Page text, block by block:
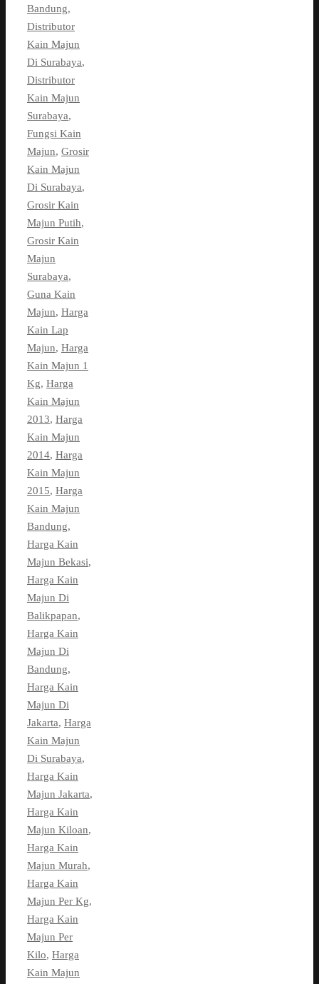
Bandung,
Distributor
Kain Majun
Di Surabaya,
Distributor
Kain Majun
Surabaya,
Fungsi Kain
Majun, Grosir
Kain Majun
Di Surabaya,
Grosir Kain
Majun Putih,
Grosir Kain
Majun
Surabaya,
Guna Kain
Majun, Harga
Kain Lap
Majun, Harga
Kain Majun 1
Kg, Harga
Kain Majun
2013, Harga
Kain Majun
2014, Harga
Kain Majun
2015, Harga
Kain Majun
Bandung,
Harga Kain
Majun Bekasi,
Harga Kain
Majun Di
Balikpapan,
Harga Kain
Majun Di
Bandung,
Harga Kain
Majun Di
Jakarta, Harga
Kain Majun
Di Surabaya,
Harga Kain
Majun Jakarta,
Harga Kain
Majun Kiloan,
Harga Kain
Majun Murah,
Harga Kain
Majun Per Kg,
Harga Kain
Majun Per
Kilo, Harga
Kain Majun